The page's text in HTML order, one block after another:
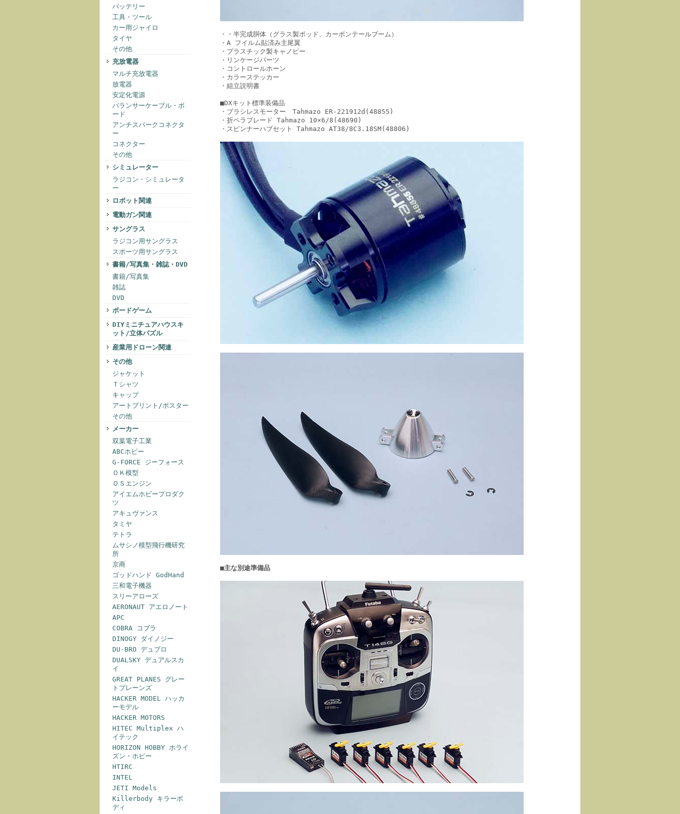
バッテリー
工具・ツール
カー用ジャイロ
タイヤ
その他
充放電器
マルチ充放電器
放電器
安定化電源
バランサーケーブル・ボ
ード
アンチスパークコネクタ
ー
コネクター
その他
シミュレーター
ラジコン・シミュレータ
ー
ロボット関連
電動ガン関連
サングラス
ラジコン用サングラス
スポーツ用サングラス
書籍/写真集・雑誌・DVD
書籍/写真集
雑誌
DVD
ボードゲーム
DIYミニチュアハウスキ
ット/立体パズル
産業用ドローン関連
その他
ジャケット
Ｔシャツ
キャップ
アートプリント/ポスター
その他
メーカー
双葉電子工業
ABCホビー
G-FORCE ジーフォース
ＯＫ模型
ＯＳエンジン
アイエムホビープロダク
ツ
アキュヴァンス
タミヤ
テトラ
ムサシノ模型飛行機研究
所
京商
ゴッドハンド GodHand
三和電子機器
スリーアローズ
AERONAUT アエロノート
APC
COBRA コブラ
DINOGY ダイノジー
DU-BRO デュブロ
DUALSKY デュアルスカ
イ
GREAT PLANES グレー
トプレーンズ
HACKER MODEL ハッカ
ーモデル
HACKER MOTORS
HITEC Multiplex ハ
イテック
HORIZON HOBBY ホライ
ズン・ホビー
HTIRC
INTEL
JETI Models
Killerbody キラーボ
ディ
・・半完成胴体（グラス製ポッド、カーボンテールブーム）
・A フイルム貼済み主尾翼
・プラスチック製キャノピー
・リンケージパーツ
・コントロールホーン
・カラーステッカー
・組立説明書
■DXキット標準装備品
・ブラシレスモーター Tahmazo ER-221912d(48855)
・折ペラブレード Tahmazo 10×6/8(48690)
・スピンナーハブセット Tahmazo AT38/8C3.18SM(48806)
■主な別途準備品